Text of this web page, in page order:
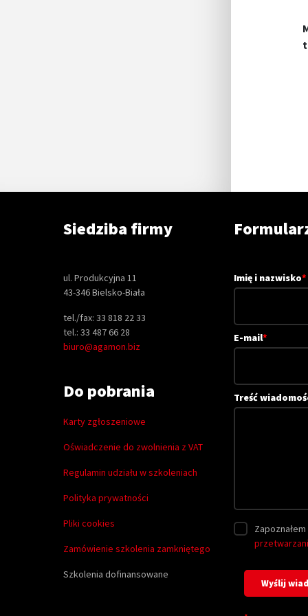
Siedziba firmy
ul. Produkcyjna 11
43-346 Bielsko-Biała
tel./fax: 33 818 22 33
tel.: 33 487 66 28
biuro@agamon.biz
Do pobrania
Karty zgłoszeniowe
Oświadczenie do zwolnienia z VAT
Regulamin udziału w szkoleniach
Polityka prywatności
Pliki cookies
Zamówienie szkolenia zamkniętego
Szkolenia dofinansowane
Imię i nazwisko*
E-mail*
Treść